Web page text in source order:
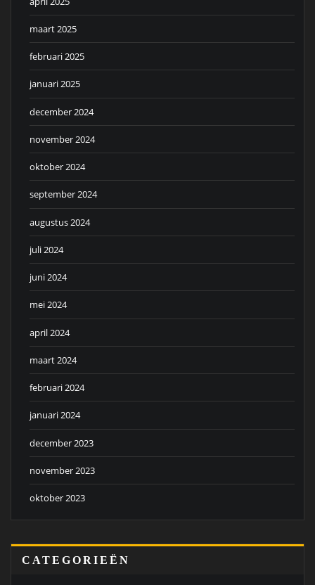
maart 2025
februari 2025
januari 2025
december 2024
november 2024
oktober 2024
september 2024
augustus 2024
juli 2024
juni 2024
mei 2024
april 2024
maart 2024
februari 2024
januari 2024
december 2023
november 2023
oktober 2023
CATEGORIEËN